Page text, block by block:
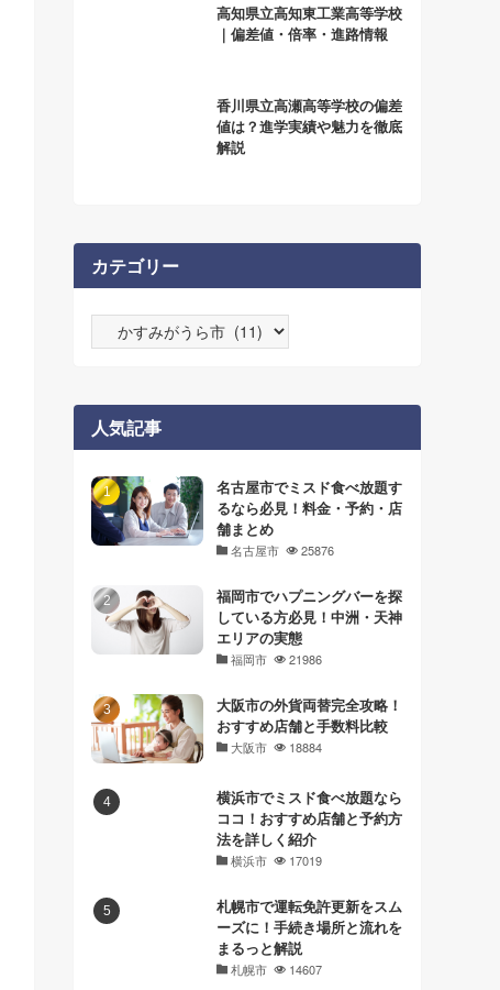
高知県立高知東工業高等学校
｜偏差値・倍率・進路情報
香川県立高瀬高等学校の偏差
値は？進学実績や魅力を徹底
解説
カテゴリー
テ
ー
人気記事
名古屋市でミスド食べ放題す
るなら必見！料金・予約・店
舗まとめ
名古屋市 25876
福岡市でハプニングバーを探
している方必見！中洲・天神
エリアの実態
福岡市 21986
大阪市の外貨両替完全攻略！
おすすめ店舗と手数料比較
大阪市 18884
横浜市でミスド食べ放題なら
ココ！おすすめ店舗と予約方
法を詳しく紹介
横浜市 17019
札幌市で運転免許更新をスム
ーズに！手続き場所と流れを
まるっと解説
札幌市 14607